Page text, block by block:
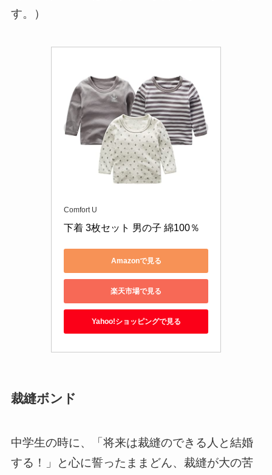
す。）
Comfort U
下着 3枚セット 男の子 綿100％
Amazonで見る
楽天市場で見る
Yahoo!ショッピングで見る
裁縫ボンド
中学生の時に、「将来は裁縫のできる人と結婚
する！」と心に誓ったままどん、裁縫が大の苦